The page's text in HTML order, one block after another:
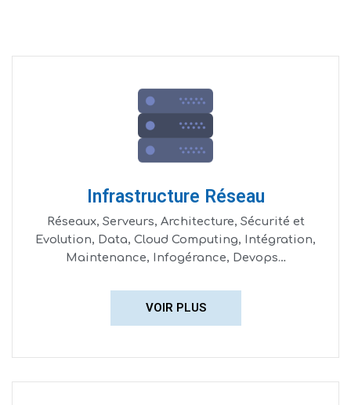
Infrastructure Réseau
Réseaux, Serveurs, Architecture, Sécurité et
Evolution, Data, Cloud Computing, Intégration,
Maintenance, Infogérance, Devops…
VOIR PLUS